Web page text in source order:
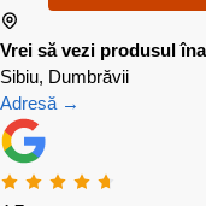
Vrei să vezi produsul
Sibiu, Dumbrăvii
Adresă →